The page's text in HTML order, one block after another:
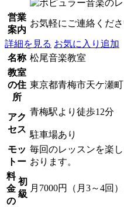
営業
案内
お気軽にご連絡くださ
詳細を見る お気に入り追加
名称 松尾音楽教室
教室
の住
所
東京都青梅市天ケ瀬町
アク
セス
青梅駅より徒歩12分
駐車場あり
モッ
トー
毎回のレッスンを楽
おります。
料
金
の
初
級
月7000円（月3～4回